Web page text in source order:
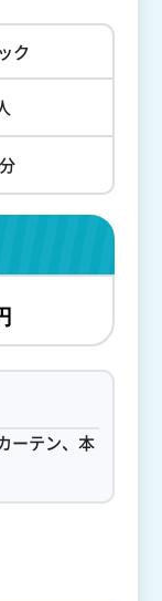
ク
ーテン、本